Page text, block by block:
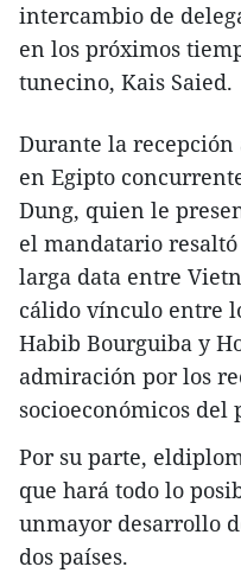
intercambio de
en los próximos
tunecino, Kais Saied.
Durante la
en Egipto
Dung, quien le
el mandatario
larga data entre
cálido vínculo entre
Habib Bourguiba y
admiración por los
socioeconómicos del
Por su parte,
que hará todo lo
unmayor desarrollo
dos países.